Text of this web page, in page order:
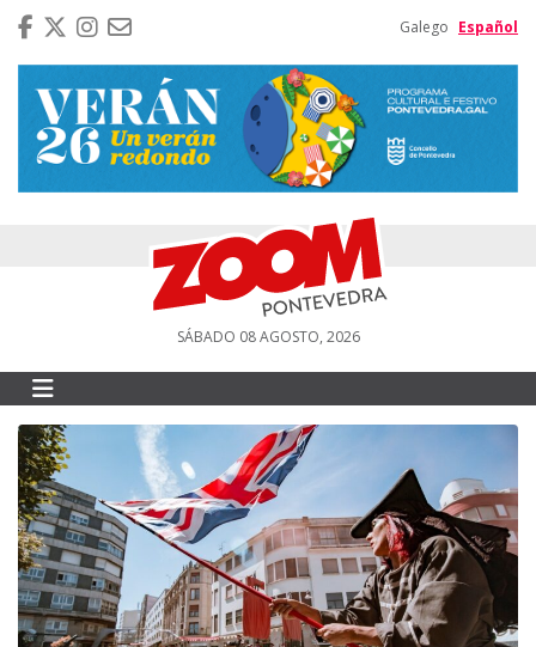
Galego Español
SÁBADO 08 AGOSTO, 2026